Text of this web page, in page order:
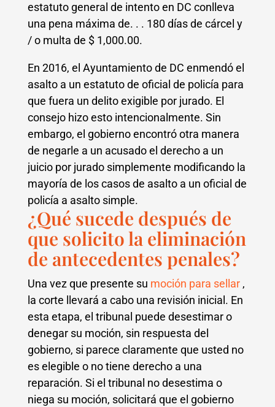
estatuto general de intento en DC conlleva
una pena máxima de. . . 180 días de cárcel y
/ o multa de $ 1,000.00.
En 2016, el Ayuntamiento de DC enmendó el
asalto a un estatuto de oficial de policía para
que fuera un delito exigible por jurado. El
consejo hizo esto intencionalmente. Sin
embargo, el gobierno encontró otra manera
de negarle a un acusado el derecho a un
juicio por jurado simplemente modificando la
mayoría de los casos de asalto a un oficial de
policía a asalto simple.
¿Qué sucede después de
que solicito la eliminación
de antecedentes penales?
Una vez que presente su moción para sellar,
la corte llevará a cabo una revisión inicial. En
esta etapa, el tribunal puede desestimar o
denegar su moción, sin respuesta del
gobierno, si parece claramente que usted no
es elegible o no tiene derecho a una
reparación. Si el tribunal no desestima o
niega su moción, solicitará que el gobierno